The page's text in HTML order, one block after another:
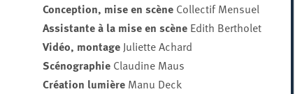
Conception, mise en scène Collectif Mensuel
Assistante à la mise en scène Edith Bertholet
Vidéo, montage Juliette Achard
ScénographieClaudine Maus
Création lumière Manu Deck